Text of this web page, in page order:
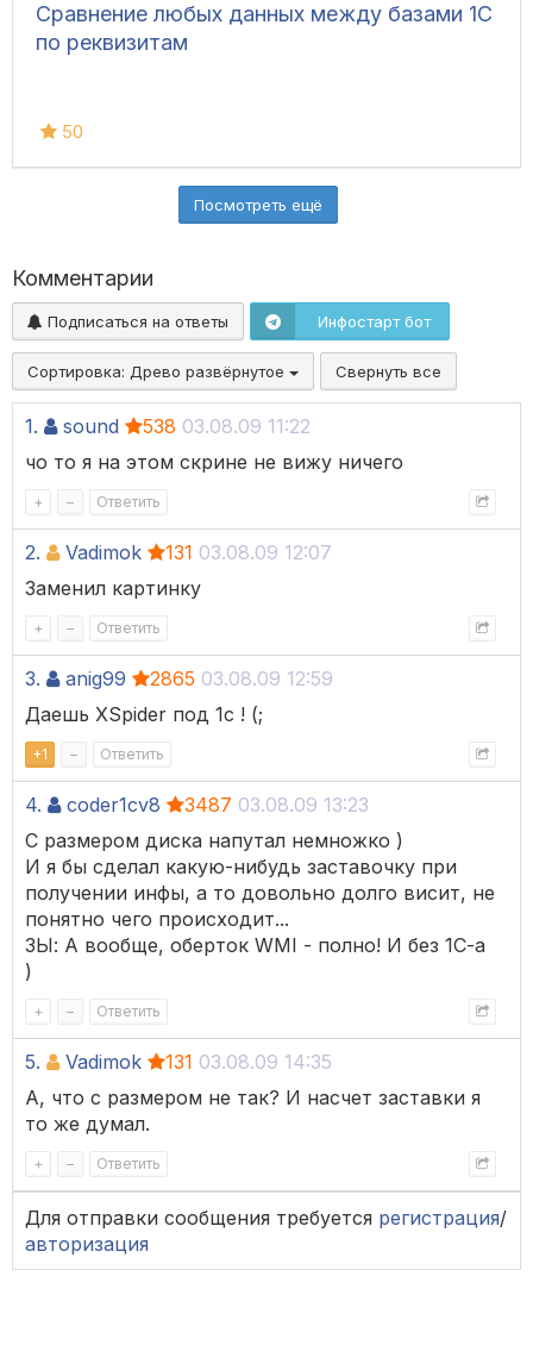
Сравнение любых данных между базами 1С
по реквизитам
50
Посмотреть ещё
Комментарии
Подписаться на ответы Инфостарт бот
Сортировка: Древо развёрнутое Свернуть все
1. sound 538 03.08.09 11:22
чо то я на этом скрине не вижу ничего
+ – Ответить
2. Vadimok 131 03.08.09 12:07
Заменил картинку
+ – Ответить
3. anig99 2865 03.08.09 12:59
Даешь XSpider под 1с ! (;
+1 – Ответить
4. coder1cv8 3487 03.08.09 13:23
С размером диска напутал немножко )
И я бы сделал какую-нибудь заставочку при
получении инфы, а то довольно долго висит, не
понятно чего происходит...
ЗЫ: А вообще, оберток WMI - полно! И без 1С-а
)
+ – Ответить
5. Vadimok 131 03.08.09 14:35
А, что с размером не так? И насчет заставки я
то же думал.
+ – Ответить
Для отправки сообщения требуется регистрация/
авторизация